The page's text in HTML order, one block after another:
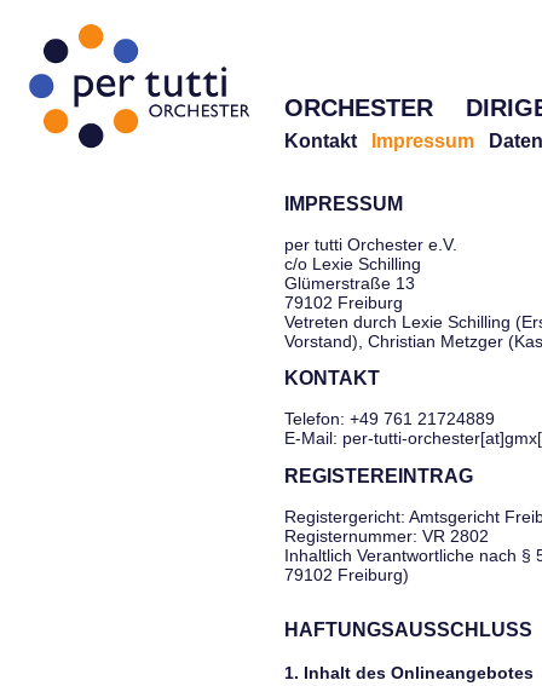
ORCHESTER
Kontakt Impressum
IMPRESSUM
per tutti Orchester e.V.
c/o Lexie Schilling
Glümerstraße 13
79102 Freiburg
Vetreten durch Lexie Schilling
Vorstand), Christian Metzger
KONTAKT
Telefon: +49 761 21724889
E-Mail: per-tutti-
REGISTEREINTRAG
Registergericht: Amtsgericht
Registernummer: VR 2802
Inhaltlich Verantwortliche nach §
79102 Freiburg)
HAFTUNGSAUSSCHLUSS
1. Inhalt des Onlineangebotes